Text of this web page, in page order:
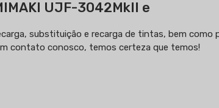
UJF-3042MkII e
substituição e recarga de tintas, bem como
contato conosco, temos certeza que temos!